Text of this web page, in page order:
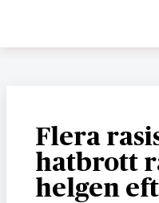
Flera
hatbrott
helgen